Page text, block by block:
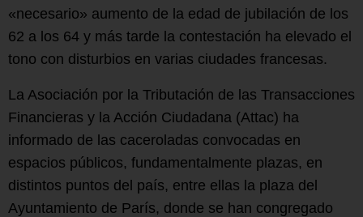
«necesario» aumento de la edad de jubilación de los
62 a los 64 y más tarde la contestación ha elevado el
tono con disturbios en varias ciudades francesas.
La Asociación por la Tributación de las Transacciones
Financieras y la Acción Ciudadana (Attac) ha
informado de las caceroladas convocadas en
espacios públicos, fundamentalmente plazas, en
distintos puntos del país, entre ellas la plaza del
Ayuntamiento de París, donde se han congregado